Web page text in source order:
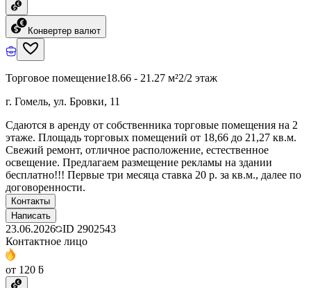
Конвертер валют
Торговое помещение18.66 - 21.27 м²2/2 этаж
г. Гомель, ул. Бровки, 11
Сдаются в аренду от собственника торговые помещения на 2
этаже. Площадь торговых помещений от 18,66 до 21,27 кв.м.
Свежий ремонт, отличное расположение, естественное
освещение. Предлагаем размещение рекламы на здании
бесплатно!!! Первые три месяца ставка 20 р. за кв.м., далее по
договоренности.
Контакты
Написать
23.06.2026 ID 2902543
Контактное лицо
от 120 ƃ